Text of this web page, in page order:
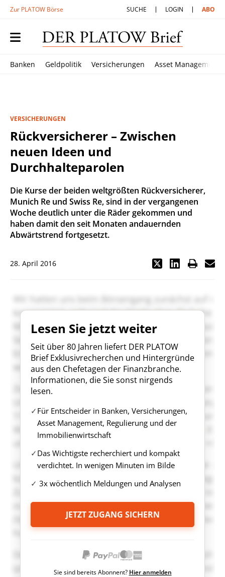
Zur PLATOW Börse SUCHE LOGIN ABO
Banken Geldpolitik Versicherungen Asset Management
VERSICHERUNGEN
Rückversicherer – Zwischen
neuen Ideen und
Durchhalteparolen
Die Kurse der beiden weltgrößten Rückversicherer,
Munich Re und Swiss Re, sind in der vergangenen
Woche deutlich unter die Räder gekommen und
haben damit den seit Monaten andauernden
Abwärtstrend fortgesetzt.
28. April 2016
Lesen Sie jetzt weiter
Seit über 80 Jahren liefert DER PLATOW
Brief Exklusivrecherchen und Hintergründe
aus den Chefetagen der Finanzbranche.
Informationen, die Sie sonst nirgends
lesen.
Für Entscheider in Banken, Versicherungen,
Asset Management, Regulierung und der
Immobilienwirtschaft
Das Wichtigste recherchiert und kompakt
verdichtet. In wenigen Minuten im Bilde
3x wöchentlich Meldungen und Analysen
JETZT ZUGANG SICHERN
Sie sind bereits Abonnent? Hier anmelden